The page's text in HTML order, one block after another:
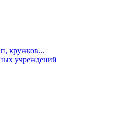
кружков...
учреждений